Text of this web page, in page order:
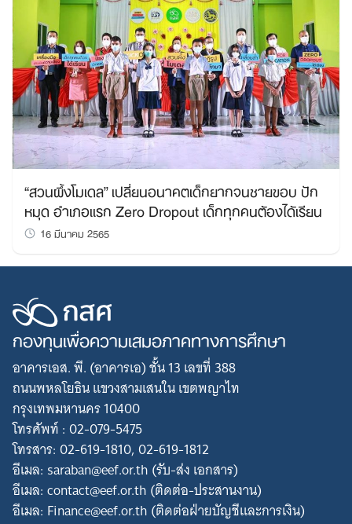
“สวนผึ้งโมเดล” เปลี่ยนอนาคตเด็กยากจนชายขอบ ปัก
หมุด อำเภอแรก Zero Dropout เด็กทุกคนต้องได้เรียน
16 มีนาคม 2565
กองทุนเพื่อความเสมอภาคทางการศึกษา
อาคารเอส. พี. (อาคารเอ) ชั้น 13 เลขที่ 388
ถนนพหลโยธิน แขวงสามเสนใน เขตพญาไท
กรุงเทพมหานคร 10400
โทรศัพท์ : 02-079-5475
โทรสาร: 02-619-1810, 02-619-1812
อีเมล: saraban@eef.or.th (รับ-ส่ง เอกสาร)
อีเมล: contact@eef.or.th (ติดต่อ-ประสานงาน)
อีเมล: Finance@eef.or.th (ติดต่อฝ่ายบัญชีและการเงิน)